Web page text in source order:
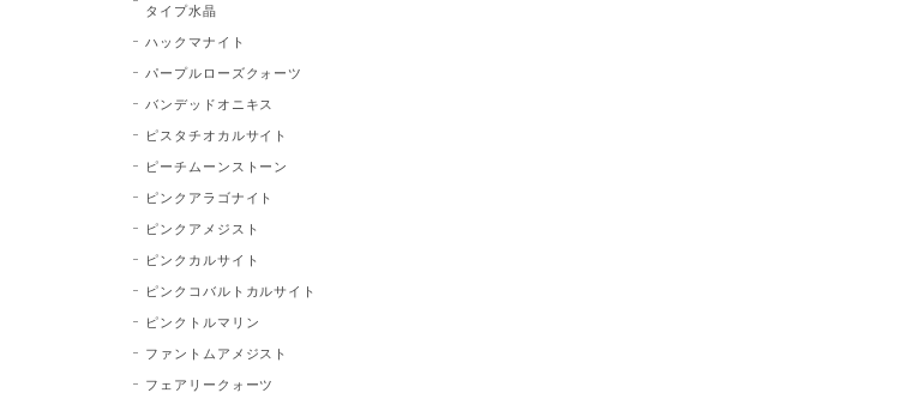
タイプ水晶
ハックマナイト
パープルローズクォーツ
バンデッドオニキス
ピスタチオカルサイト
ピーチムーンストーン
ピンクアラゴナイト
ピンクアメジスト
ピンクカルサイト
ピンクコバルトカルサイト
ピンクトルマリン
ファントムアメジスト
フェアリークォーツ